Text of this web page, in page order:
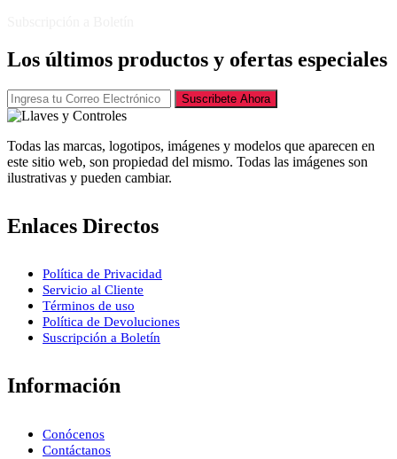
Los últimos productos y ofertas especiales
Suscribete Ahora
Todas las marcas, logotipos, imágenes y modelos que aparecen en
este sitio web, son propiedad del mismo. Todas las imágenes son
ilustrativas y pueden cambiar.
Enlaces Directos
Política de Privacidad
Servicio al Cliente
Términos de uso
Política de Devoluciones
Suscripción a Boletín
Información
Conócenos
Contáctanos